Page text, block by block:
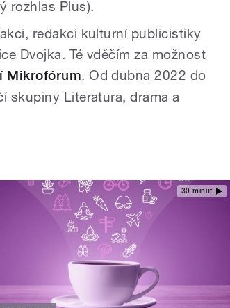
rozhlas Plus).
redakci kulturní publicistiky
Dvojka. Té vděčím za možnost
Mikrofórum. Od dubna 2022 do
skupiny Literatura, drama a
30 minut